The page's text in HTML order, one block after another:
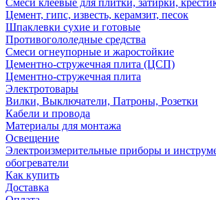
Смеси клеевые для плитки, затирки,
Цемент, гипс, известь, керамзит, песок
Шпаклевки сухие и готовые
Противогололедные средства
Смеси огнеупорные и жаростойкие
Цементно-стружечная плита (ЦСП)
Цементно-стружечная плита
Электротовары
Вилки, Выключатели, Патроны, Розетки
Кабели и провода
Материалы для монтажа
Освещение
Электроизмерительные приборы и
обогреватели
Как купить
Доставка